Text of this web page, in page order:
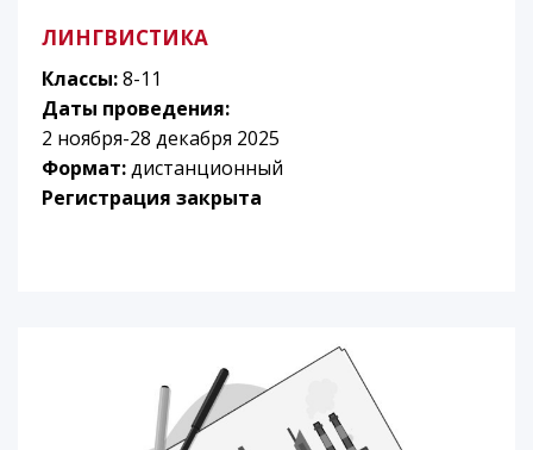
ЛИНГВИСТИКА
Классы:8-11
Даты проведения:
2 ноября-28 декабря 2025
Формат:дистанционный
Регистрация закрыта